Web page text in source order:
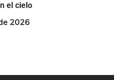
el cielo
2026